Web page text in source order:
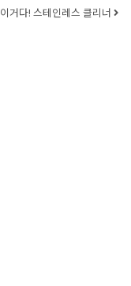
이거다! 스테인레스 클리너